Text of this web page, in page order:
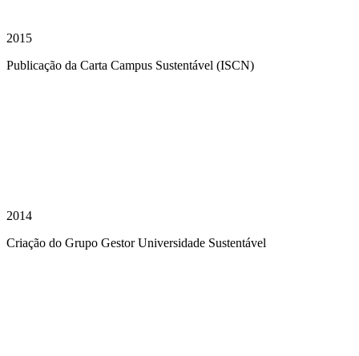
2015
Publicação da Carta Campus Sustentável (ISCN)
2014
Criação do Grupo Gestor Universidade Sustentável